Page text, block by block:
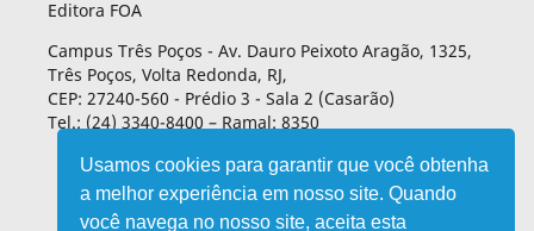
Usamos cookies para garantir que você obtenha
a melhor experiência em nosso site. Quando
você navega no nosso site, aceita esta
Editora FOA
Campus Três Poços - Av. Dauro Peixoto Aragão, 1325,
Três Poços, Volta Redonda, RJ,
CEP: 27240-560 - Prédio 3 - Sala 2 (Casarão)
Tel.: (24) 3340-8400 – Ramal: 8350